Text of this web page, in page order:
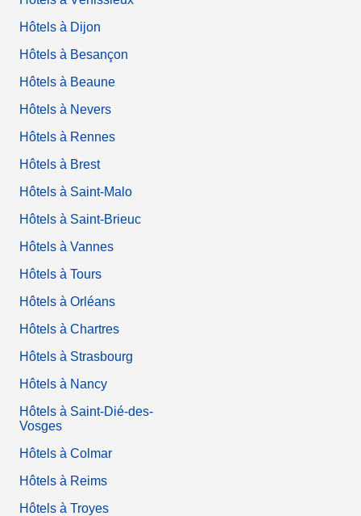
Hôtels à Dijon
Hôtels à Besançon
Hôtels à Beaune
Hôtels à Nevers
Hôtels à Rennes
Hôtels à Brest
Hôtels à Saint-Malo
Hôtels à Saint-Brieuc
Hôtels à Vannes
Hôtels à Tours
Hôtels à Orléans
Hôtels à Chartres
Hôtels à Strasbourg
Hôtels à Nancy
Hôtels à Saint-Dié-des-
Vosges
Hôtels à Colmar
Hôtels à Reims
Hôtels à Troyes